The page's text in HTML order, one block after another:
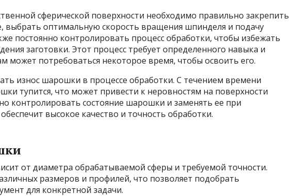
сферической поверхности необходимо правильно закрепить
выбрать оптимальную скорость вращения шпинделя и подачу
постоянно контролировать процесс обработки, чтобы избежать
заготовки. Этот процесс требует определенного навыка и
может потребоваться некоторое время, чтобы освоить его.
износ шарошки в процессе обработки. С течением времени
тупится, что может привести к неровностям на поверхности
контролировать состояние шарошки и заменять ее при
высокое качество и точность обработки.
от диаметра обрабатываемой сферы и требуемой точности.
размеров и профилей, что позволяет подобрать
для конкретной задачи.